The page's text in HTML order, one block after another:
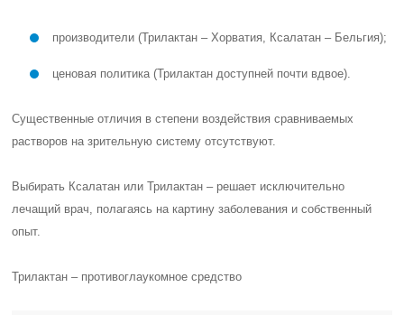
производители (Трилактан – Хорватия, Ксалатан – Бельгия);
ценовая политика (Трилактан доступней почти вдвое).
Существенные отличия в степени воздействия сравниваемых
растворов на зрительную систему отсутствуют.
Выбирать Ксалатан или Трилактан – решает исключительно
лечащий врач, полагаясь на картину заболевания и собственный
опыт.
Трилактан – противоглаукомное средство